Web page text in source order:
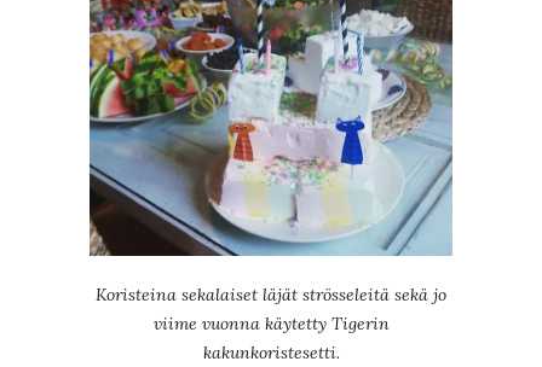
Koristeina sekalaiset läjät strösseleitä sekä jo
viime vuonna käytetty Tigerin
kakunkoristesetti.